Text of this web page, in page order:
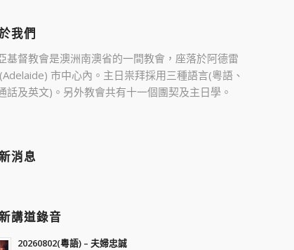
我們
基督教會是澳洲南澳省的一間教會，座落於阿德雷
市中心內。主日祟拜採用三種語言(粵語、
話及英文)。另外教會共有十一個團契及主日學。
消息
講道錄音
20260802(粵語) – 夫婦忠誠